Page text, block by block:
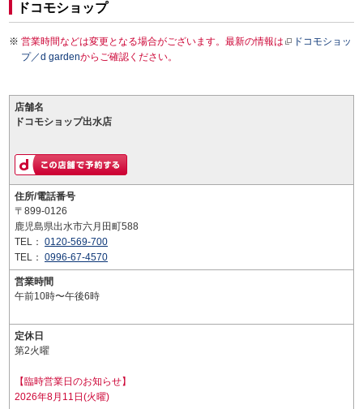
ドコモショップ
営業時間などは変更となる場合がございます。最新の情報は
ドコモショッ
プ／d gardenからご確認ください。
店舗名
ドコモショップ出水店
住所/電話番号
〒899-0126
鹿児島県出水市六月田町588
TEL： 0120-569-700
TEL： 0996-67-4570
営業時間
午前10時〜午後6時
定休日
第2火曜
【臨時営業日のお知らせ】
2026年8月11日(火曜)